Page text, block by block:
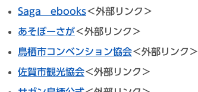
Saga ebooks＜外部リンク＞
あそぼーさが＜外部リンク＞
鳥栖市コンベンション協会＜外部リンク＞
佐賀市観光協会＜外部リンク＞